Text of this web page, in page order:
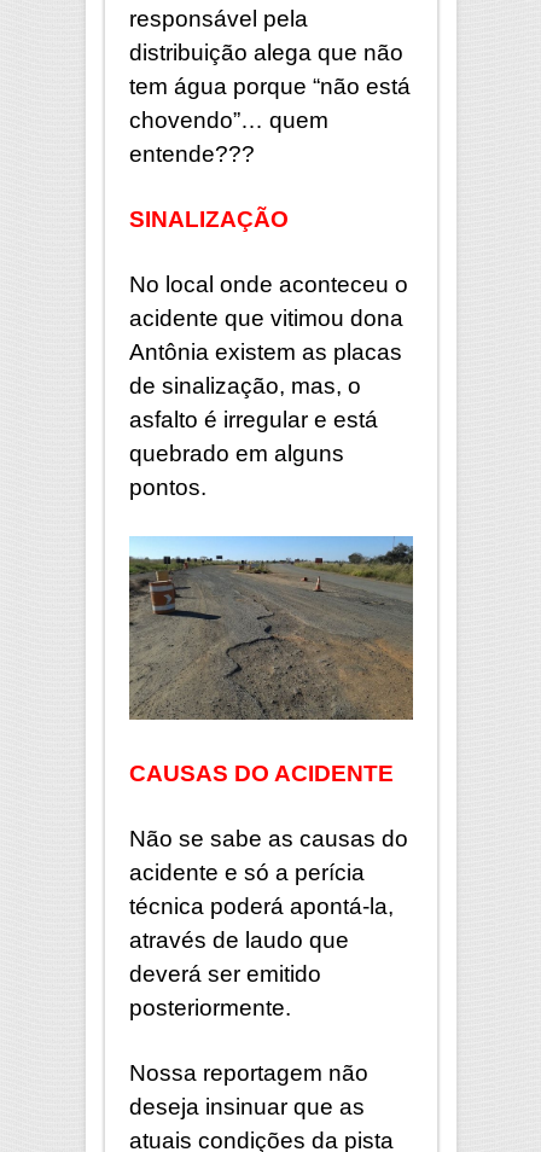
responsável pela
distribuição alega que não
tem água porque “não está
chovendo”… quem
entende???
SINALIZAÇÃO
No local onde aconteceu o
acidente que vitimou dona
Antônia existem as placas
de sinalização, mas, o
asfalto é irregular e está
quebrado em alguns
pontos.
CAUSAS DO ACIDENTE
Não se sabe as causas do
acidente e só a perícia
técnica poderá apontá-la,
através de laudo que
deverá ser emitido
posteriormente.
Nossa reportagem não
deseja insinuar que as
atuais condições da pista